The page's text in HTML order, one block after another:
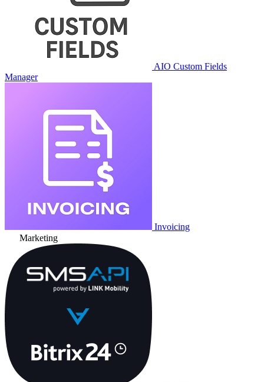
AIO Custom Fields
Manager
Invoicing
Marketing